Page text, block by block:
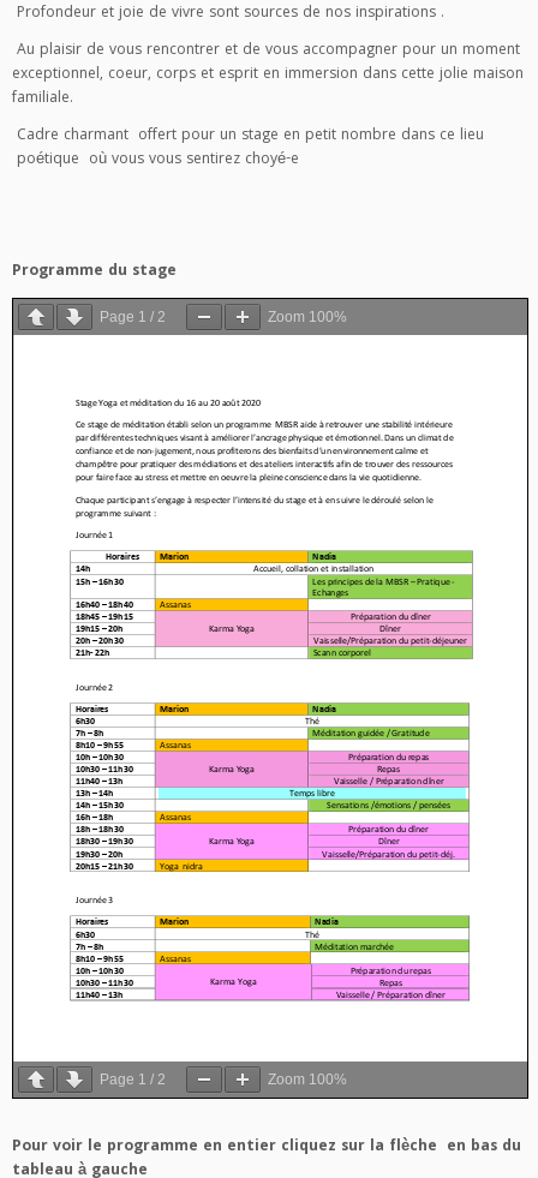
Profondeur et joie de vivre sont sources de nos inspirations .
Au plaisir de vous rencontrer et de vous accompagner pour un moment
exceptionnel, coeur, corps et esprit en immersion dans cette jolie maison
familiale.
Cadre charmant offert pour un stage en petit nombre dans ce lieu
poétique où vous vous sentirez choyé-e
Programme du stage
Page 1 / 2 Zoom 100%
Page 1 / 2 Zoom 100%
Pour voir le programme en entier cliquez sur la flèche en bas du
tableau à gauche